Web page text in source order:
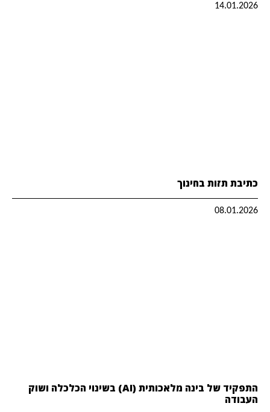
14.01.2026
כתיבת תזות בחינוך
08.01.2026
התפקיד של בינה מלאכותית (AI) בשינוי הכלכלה ושוק
העבודה